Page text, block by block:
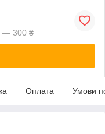
— 300 ₴
Оплата Умови